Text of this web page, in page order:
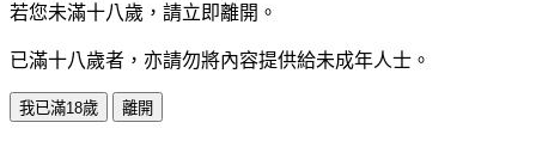
若您未滿十八歲，請立即離開。
已滿十八歲者，亦請勿將內容提供給未成年人士。
我已滿18歲 離開